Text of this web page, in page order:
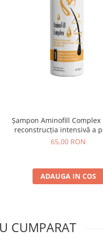
Șampon Aminofill
reconstrucția intensivă a
Momirov 250 ml
65,00 RON
ADAUGA IN COS
CUMPARAT